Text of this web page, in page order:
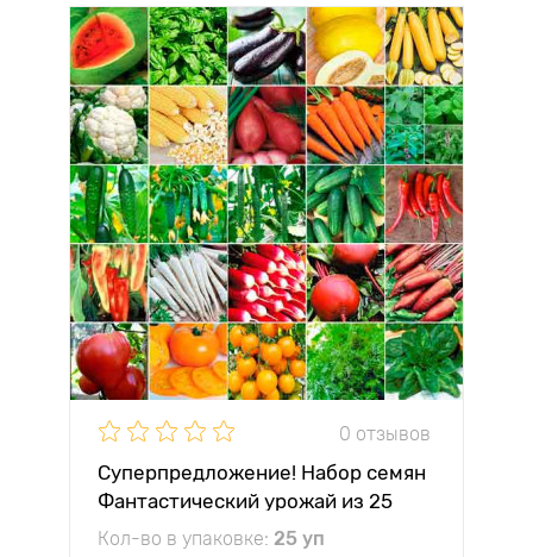
0 отзывов
Суперпредложение! Набор семян
Фантастический урожай из 25
упаковок
Кол-во в упаковке: 25 уп